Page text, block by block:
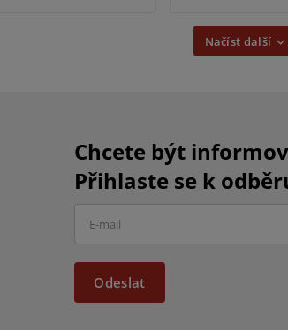
Načíst další
Chcete být
Přihlaste se k
Odeslat